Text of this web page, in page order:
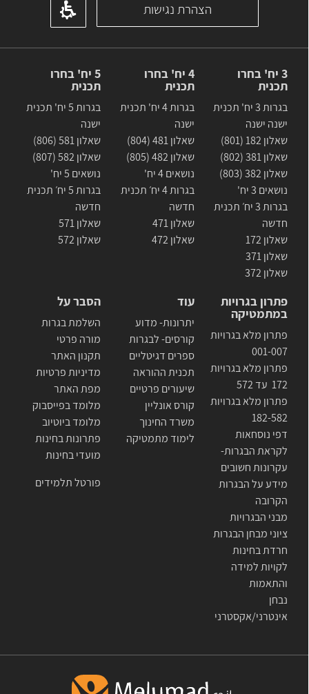
הצהרת נגישות
3 יח' בחרו
תכנית
בגרות 3 יח' תכנית
ישנה ישנה
שאלון 182 (801)
שאלון 381 (802)
שאלון 382 (803)
נושאים 3 יח'
בגרות 3 יח׳ תכנית
חדשה
שאלון 172
שאלון 371
שאלון 372
4 יח' בחרו
תכנית
בגרות 4 יח' תכנית
ישנה
שאלון 481 (804)
שאלון 482 (805)
נושאים 4 יח'
בגרות 4 יח׳ תכנית
חדשה
שאלון 471
שאלון 472
5 יח' בחרו
תכנית
בגרות 5 יח' תכנית
ישנה
שאלון 581 (806)
שאלון 582 (807)
נושאים 5 יח'
בגרות 5 יח׳ תכנית
חדשה
שאלון 571
שאלון 572
פתרון בגרויות
במתמטיקה
פתרון מלא בגרויות
001-007
פתרון מלא בגרויות
172 עד 572
פתרון מלא בגרויות
182-582
דפי נוסחאות
לקראת הבגרות-
עקרונות חשובים
מידע על הבגרות
הקרובה
מבני הבגרויות
ציוני מבחן הבגרות
חרדת בחינות
לקויות למידה
והתאמות
נבחן
אינטרני/אקסטרני
עוד
יתרונות- מדוע
קורסים- לבגרות
ספרים דגיטליים
תכנית ההוראה
שיעורים פרטיים
קורס אונליין
משרד החינוך
לימוד מתמטיקה
הסבר על
השלמת בגרות
מורה פרטי
תקנון האתר
מדיניות פרטיות
מפת האתר
מלומד בפייסבוק
מלומד ביוטיוב
פתרונות בחינות
מועדי בחינות
פורטל תלמידים